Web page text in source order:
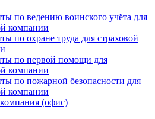
по ведению воинского учёта для
компании
по охране труда для страховой
по первой помощи для
компании
по пожарной безопасности для
компании
(офис)